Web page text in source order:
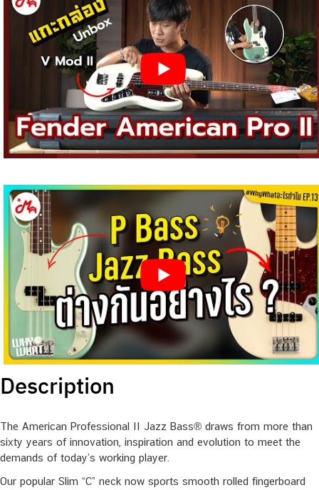
Description
The American Professional II Jazz Bass® draws from more than
sixty years of innovation, inspiration and evolution to meet the
demands of today’s working player.
Our popular Slim “C” neck now sports smooth rolled fingerboard